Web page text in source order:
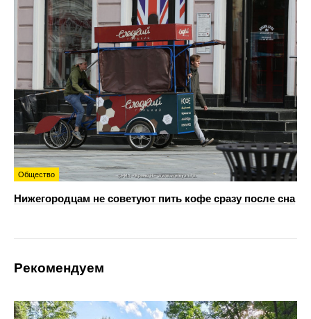
Общество
Нижегородцам не советуют пить кофе сразу после сна
Рекомендуем